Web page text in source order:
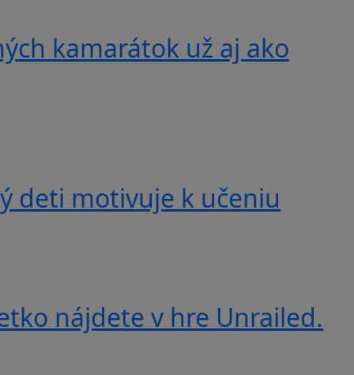
kamarátok už aj ako
deti motivuje k učeniu
nájdete v hre Unrailed.